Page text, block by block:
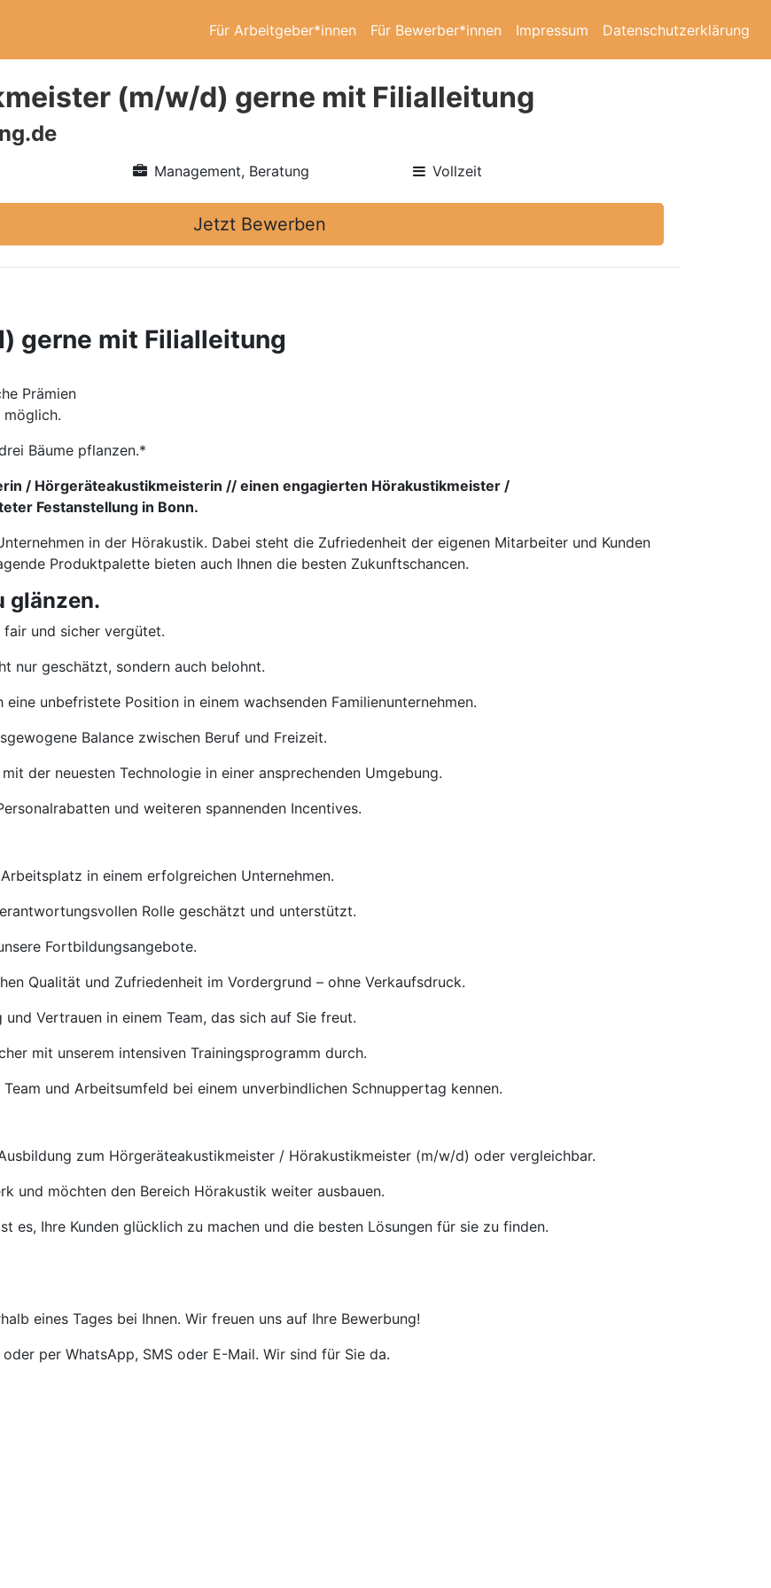
Für Arbeitgeber*innen Für Bewerber*innen Impressum Datenschutzerklärung
(m/w/d) gerne mit Filialleitung
Management, Beratung Vollzeit
Jetzt Bewerben
gerne mit Filialleitung
Prämien
möglich.
Bäume pflanzen.*
/ Hörgeräteakustikmeisterin // einen engagierten Hörakustikmeister /
Festanstellung in Bonn.
in der Hörakustik. Dabei steht die Zufriedenheit der eigenen Mitarbeiter und Kunden
Produktpalette bieten auch Ihnen die besten Zukunftschancen.
glänzen.
und sicher vergütet.
nur geschätzt, sondern auch belohnt.
eine unbefristete Position in einem wachsenden Familienunternehmen.
Balance zwischen Beruf und Freizeit.
der neuesten Technologie in einer ansprechenden Umgebung.
und weiteren spannenden Incentives.
in einem erfolgreichen Unternehmen.
Rolle geschätzt und unterstützt.
Fortbildungsangebote.
Qualität und Zufriedenheit im Vordergrund – ohne Verkaufsdruck.
und Vertrauen in einem Team, das sich auf Sie freut.
mit unserem intensiven Trainingsprogramm durch.
und Arbeitsumfeld bei einem unverbindlichen Schnuppertag kennen.
zum Hörgeräteakustikmeister / Hörakustikmeister (m/w/d) oder vergleichbar.
und möchten den Bereich Hörakustik weiter ausbauen.
es, Ihre Kunden glücklich zu machen und die besten Lösungen für sie zu finden.
eines Tages bei Ihnen. Wir freuen uns auf Ihre Bewerbung!
per WhatsApp, SMS oder E-Mail. Wir sind für Sie da.